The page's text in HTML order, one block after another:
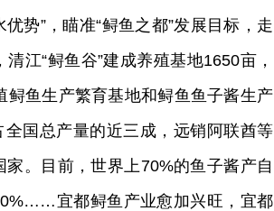
势”，瞄准“鲟鱼之都”发展目标，走
江“鲟鱼谷”建成养殖基地1650亩，
鱼生产繁育基地和鲟鱼鱼子酱生产
国总产量的近三成，远销阿联酋等
。目前，世界上70%的鱼子酱产自
宜都鲟鱼产业愈加兴旺，宜都